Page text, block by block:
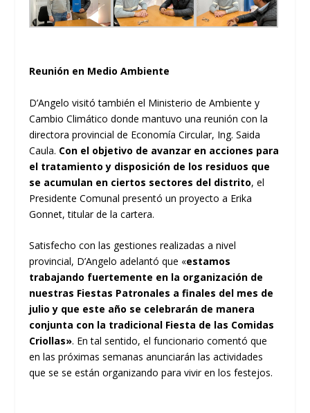
Reunión en Medio Ambiente
D’Angelo visitó también el Ministerio de Ambiente y
Cambio Climático donde mantuvo una reunión con la
directora provincial de Economía Circular, Ing. Saida
Caula. Con el objetivo de avanzar en acciones para
el tratamiento y disposición de los residuos que
se acumulan en ciertos sectores del distrito, el
Presidente Comunal presentó un proyecto a Erika
Gonnet, titular de la cartera.
Satisfecho con las gestiones realizadas a nivel
provincial, D’Angelo adelantó que «estamos
trabajando fuertemente en la organización de
nuestras Fiestas Patronales a finales del mes de
julio y que este año se celebrarán de manera
conjunta con la tradicional Fiesta de las Comidas
Criollas». En tal sentido, el funcionario comentó que
en las próximas semanas anunciarán las actividades
que se se están organizando para vivir en los festejos.